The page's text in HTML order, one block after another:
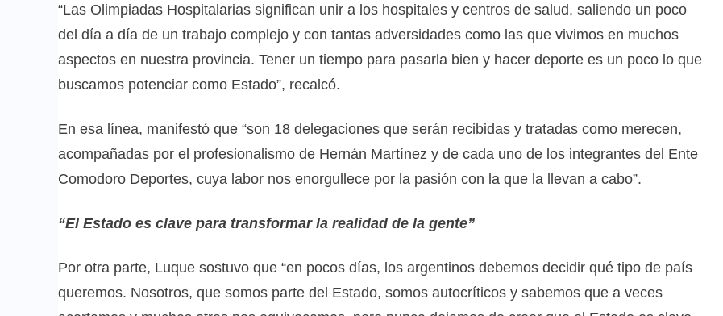
“Las Olimpiadas Hospitalarias significan unir a los hospitales y centros de salud, saliendo un poco
del día a día de un trabajo complejo y con tantas adversidades como las que vivimos en muchos
aspectos en nuestra provincia. Tener un tiempo para pasarla bien y hacer deporte es un poco lo que
buscamos potenciar como Estado”, recalcó.
En esa línea, manifestó que “son 18 delegaciones que serán recibidas y tratadas como merecen,
acompañadas por el profesionalismo de Hernán Martínez y de cada uno de los integrantes del Ente
Comodoro Deportes, cuya labor nos enorgullece por la pasión con la que la llevan a cabo”.
“El Estado es clave para transformar la realidad de la gente”
Por otra parte, Luque sostuvo que “en pocos días, los argentinos debemos decidir qué tipo de país
queremos. Nosotros, que somos parte del Estado, somos autocríticos y sabemos que a veces